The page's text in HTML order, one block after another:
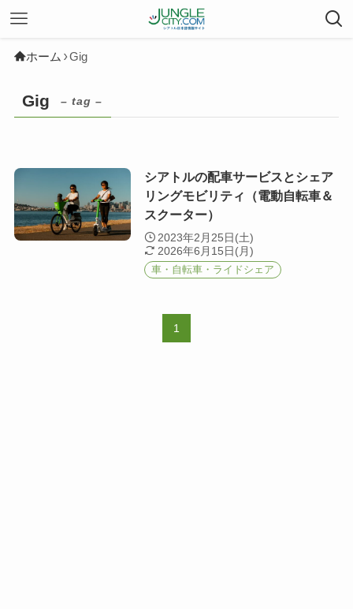
ホーム Gig
Gig – tag –
シアトルの配車サービスとシェア
リングモビリティ（電動自転車＆
スクーター）
2023年2月25日(土)
2026年6月15日(月)
車・自転車・ライドシェア
1